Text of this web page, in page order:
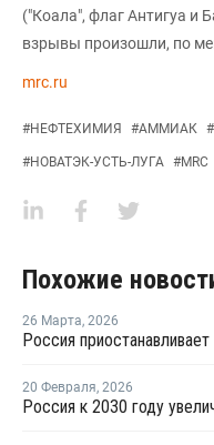
("Коала", флаг Антигуа и
взрывы произошли, по
mrc.ru
#НЕФТЕХИМИЯ #АММИАК #
#НОВАТЭК-УСТЬ-ЛУГА #MRC
Похожие
26 Марта, 2026
20 Февраля, 2026